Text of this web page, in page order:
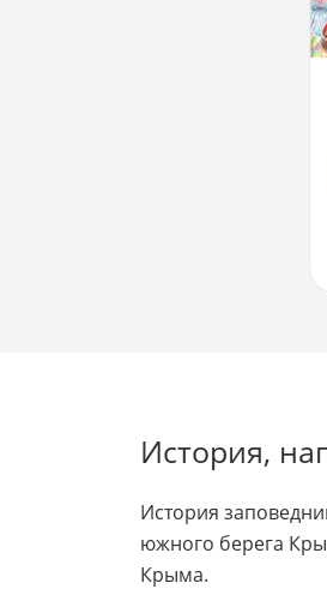
История,
История
южного берега
Крыма.